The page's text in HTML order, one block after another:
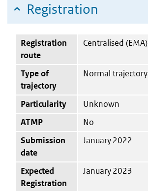
Registration
Registration
route
Centralised (EMA)
Type of
trajectory
Normal trajectory
Particularity
Unknown
ATMP
No
Submission
date
January 2022
Expected
Registration
January 2023